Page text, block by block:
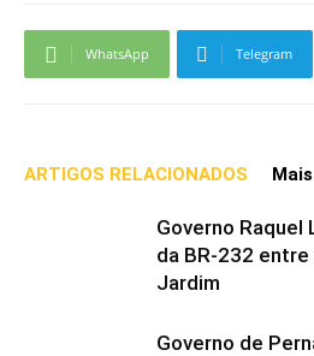
WhatsApp Telegram
ARTIGOS RELACIONADOS
Governo Raquel
da BR-232
Jardim
Governo de